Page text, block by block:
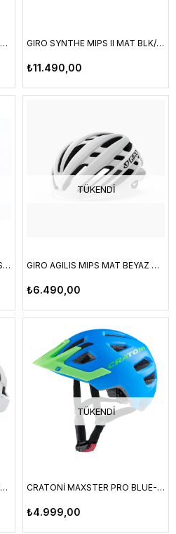
RAPTOR ÇOCUK KASKI SUNSET M BEDEN HB63 GIRO SYNTHE MIPS II MAT BLK/BRT RD – L
₺11.490,00
ASİSTAN KS-05 FULL FACE KASK KIRMIZI M
TÜKENDI
GIRO AGILIS MIPS MAT BEYAZ M 55-59 CM
₺6.490,00
GİRO AGILIS MIPS MAT MIDNIGHT/WHITE/BRIGHT RED SIZE M (55-59CM)
TÜKENDI
CRATONİ MAXSTER PRO BLUE-GREEN MATT S-M
₺4.999,00